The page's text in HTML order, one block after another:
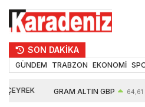
SON DAKİKA
GÜNDEM TRABZON EKONOMİ
ÇEYREK GRAM ALTIN GBP 64,61